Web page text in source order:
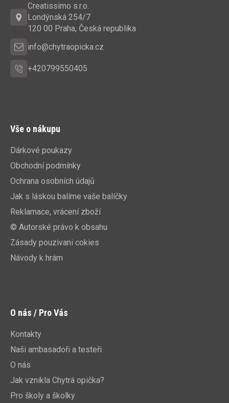
Creatissimo s.r.o.
Londýnská 254/7
120 00 Praha, Česká republika
info@chytraopicka.cz
+420799550405
Vše o nákupu
Dárkové poukazy
Obchodní podmínky
Ochrana osobních údajů
Jak s láskou balíme vaše balíčky
Reklamace, vrácení zboží
© Autorské právo k obsahu
Zásady pouzivani cokies
Návody k hrám
O nás / Pro Vás
Kontakty
Naši ambasadoři a testeři
O nás
Jak vznikla Chytrá opička?
Pro školy a školky